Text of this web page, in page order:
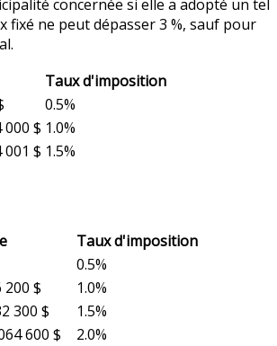
concernée si elle a adopté un tel
fixé ne peut dépasser 3 %, sauf pour
Taux d'imposition
0.5%
000 $ 1.0%
001 $ 1.5%
Taux d'imposition
0.5%
200 $
1.0%
300 $
1.5%
600 $
2.0%